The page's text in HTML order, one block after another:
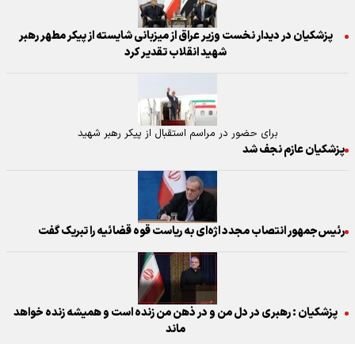
پزشکیان در دیدار نخست وزیر عراق از میزبانی شایسته از پیکر مطهر رهبر
شهید انقلاب تقدیر کرد
برای حضور در مراسم استقبال از پیکر رهبر شهید
پزشکیان عازم نجف شد
رئیس‌جمهور انتصاب مجدد اژه‌ای به ریاست قوه قضائیه را تبریک گفت
پزشکیان : رهبری در دل من و در ذهن من زنده است و همیشه زنده خواهد
ماند